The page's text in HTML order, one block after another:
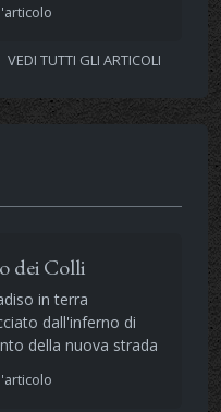
VEDI TUTTI GLI ARTICOLI
dei Colli
in terra
dall'inferno di
della nuova strada